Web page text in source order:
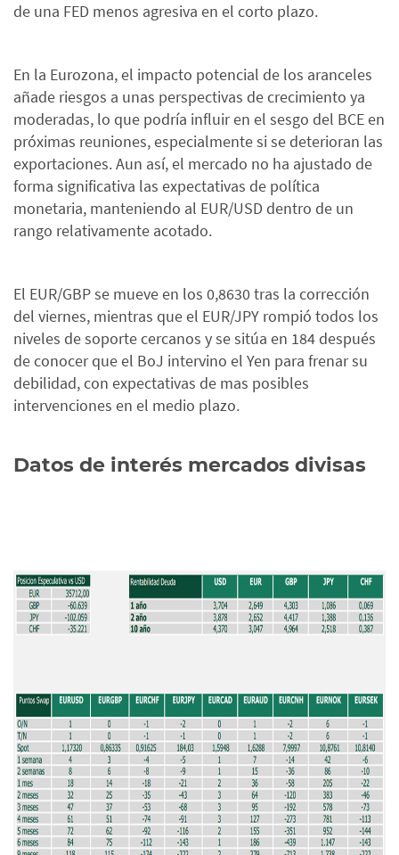
de una FED menos agresiva en el corto plazo.
En la Eurozona, el impacto potencial de los aranceles
añade riesgos a unas perspectivas de crecimiento ya
moderadas, lo que podría influir en el sesgo del BCE en
próximas reuniones, especialmente si se deterioran las
exportaciones. Aun así, el mercado no ha ajustado de
forma significativa las expectativas de política
monetaria, manteniendo al EUR/USD dentro de un
rango relativamente acotado.
El EUR/GBP se mueve en los 0,8630 tras la corrección
del viernes, mientras que el EUR/JPY rompió todos los
niveles de soporte cercanos y se sitúa en 184 después
de conocer que el BoJ intervino el Yen para frenar su
debilidad, con expectativas de mas posibles
intervenciones en el medio plazo.
Datos de interés mercados divisas